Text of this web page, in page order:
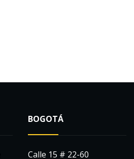
BOGOTÁ
Calle 15 # 22-60